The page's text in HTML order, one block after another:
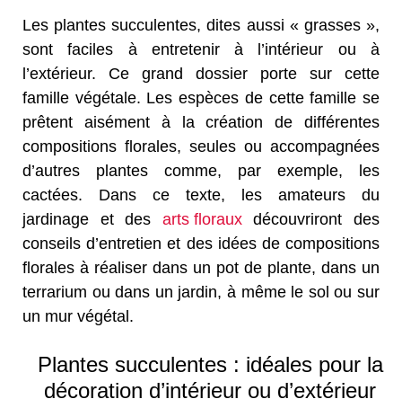
Les plantes succulentes, dites aussi « grasses »,
sont faciles à entretenir à l’intérieur ou à
l’extérieur. Ce grand dossier porte sur cette
famille végétale. Les espèces de cette famille se
prêtent aisément à la création de différentes
compositions florales, seules ou accompagnées
d’autres plantes comme, par exemple, les
cactées. Dans ce texte, les amateurs du
jardinage et des arts florauxdécouvriront des
conseils d’entretien et des idées de compositions
florales à réaliser dans un pot de plante, dans un
terrarium ou dans un jardin, à même le sol ou sur
un mur végétal.
Plantes succulentes : idéales pour la
décoration d’intérieur ou d’extérieur